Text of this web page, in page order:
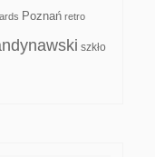
Poznań retro
szkło